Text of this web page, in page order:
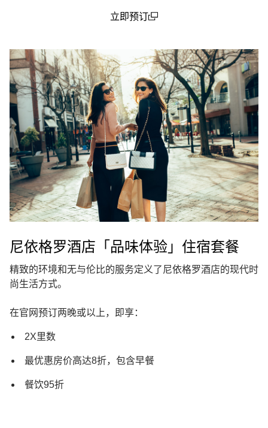
立即预订
尼依格罗酒店「品味体验」住宿套餐
精致的环境和无与伦比的服务定义了尼依格罗酒店的现代时
尚生活方式。
在官网预订两晚或以上，即享：
2X里数
最优惠房价高达8折，包含早餐
餐饮95折